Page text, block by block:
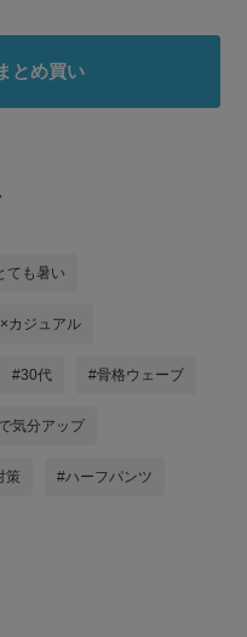
とめ買い
ても暑い
カジュアル
#30代 #骨格ウェーブ
気分アップ
策 #ハーフパンツ